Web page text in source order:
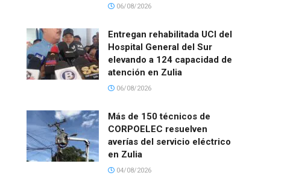
06/08/2026
Entregan rehabilitada UCI del
Hospital General del Sur
elevando a 124 capacidad de
atención en Zulia
06/08/2026
Más de 150 técnicos de
CORPOELEC resuelven
averías del servicio eléctrico
en Zulia
04/08/2026